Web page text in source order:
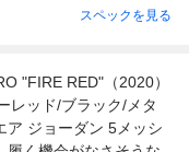
スペックを見る
"FIRE RED"（2020）
レッド/ブラック/メタ
ア ジョーダン 5メッシ